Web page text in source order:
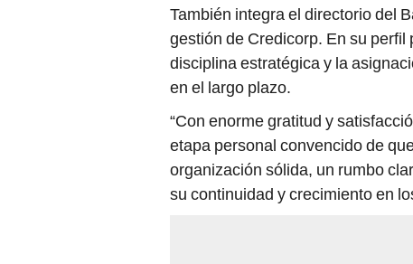
También integra el directorio del
gestión de Credicorp. En su
disciplina estratégica y la
en el largo plazo.
“Con enorme gratitud y
etapa personal convencido de
organización sólida, un rumbo
su continuidad y crecimiento en